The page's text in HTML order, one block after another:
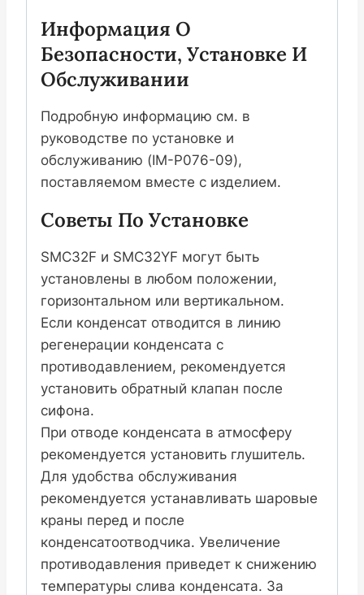
Информация О
Безопасности, Установке И
Обслуживании
Подробную информацию см. в
руководстве по установке и
обслуживанию (IM-P076-09),
поставляемом вместе с изделием.
Советы По Установке
SMC32F и SMC32YF могут быть
установлены в любом положении,
горизонтальном или вертикальном.
Если конденсат отводится в линию
регенерации конденсата с
противодавлением, рекомендуется
установить обратный клапан после
сифона.
При отводе конденсата в атмосферу
рекомендуется установить глушитель.
Для удобства обслуживания
рекомендуется устанавливать шаровые
краны перед и после
конденсатоотводчика. Увеличение
противодавления приведет к снижению
температуры слива конденсата. За